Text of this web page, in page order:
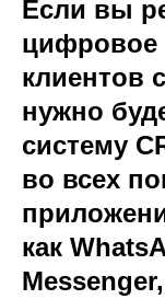
Если вы
цифровое
клиентов
нужно
систему
во всех
как